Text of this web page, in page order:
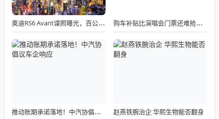
奥迪RS6 Avant谍照曝光，百公里加速或进入3秒俱乐部？ 购车补贴比演唱会门票还难抢多地回应
推动账期承诺落地！中汽协倡议车企响应 赵燕铁腕治企 华熙生物能否翻身